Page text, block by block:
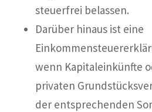
steuerfrei belassen.
Darüber hinaus ist eine
wenn Kapitaleinkünfte
privaten
der entsprechenden